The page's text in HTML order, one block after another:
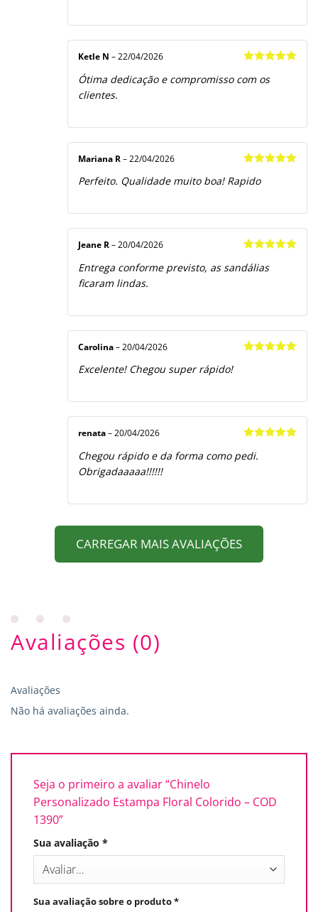
de 5
Ketle N – 22/04/2026
Ótima dedicação e compromisso com os
clientes.
de 5
Mariana R – 22/04/2026
Perfeito. Qualidade muito boa! Rapido
de 5
Jeane R – 20/04/2026
Entrega conforme previsto, as sandálias
ficaram lindas.
Carolina – 20/04/2026
Excelente! Chegou super rápido!
de 5
renata – 20/04/2026
Chegou rápido e da forma como pedi.
Obrigadaaaaa!!!!!!
CARREGAR MAIS AVALIAÇÕES
Avaliações (0)
Avaliações
Não há avaliações ainda.
Seja o primeiro a avaliar “Chinelo
Personalizado Estampa Floral Colorido – COD
1390”
Sua avaliação *
Sua avaliação sobre o produto*